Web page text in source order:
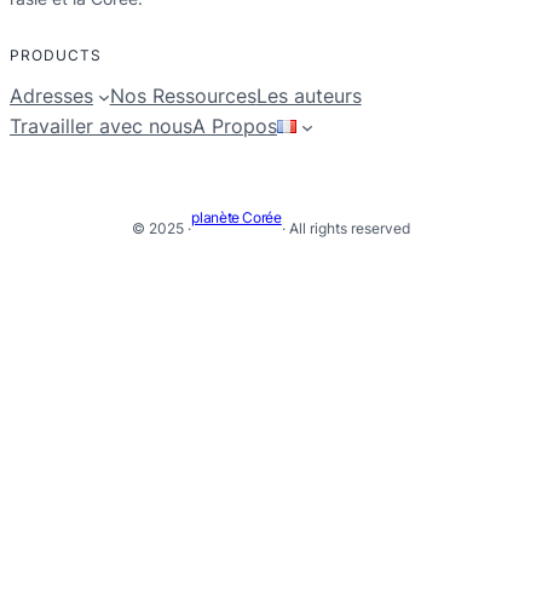
PRODUCTS
Adresses Nos RessourcesLes auteurs
Travailler avec nousA Propos
© 2025 ·
planète Corée
· All rights reserved